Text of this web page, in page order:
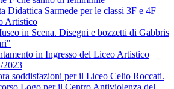
Didattica Sarmede per le classi 3F e 4F
Artistico
in Scena. Disegni e bozzetti di Gabbris
in Ingresso del Liceo Artistico
2023
soddisfazioni per il Liceo Celio Roccati.